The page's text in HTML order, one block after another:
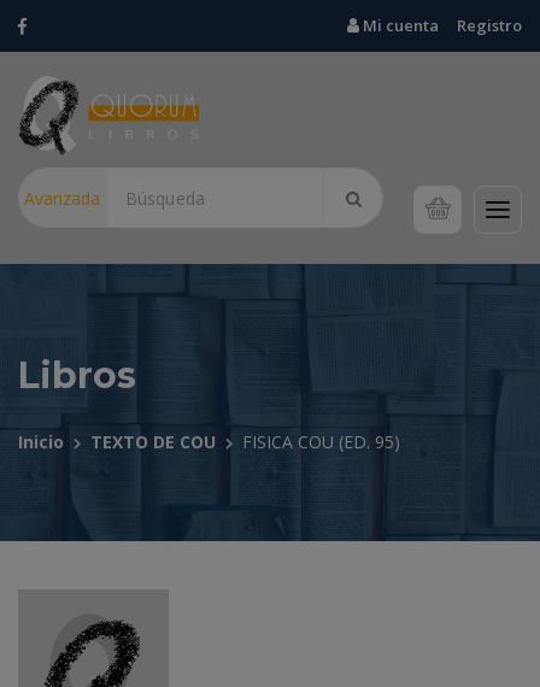
Mi cuenta Registro
Avanzada
Libros
Inicio TEXTO DE COU FISICA COU (ED. 95)